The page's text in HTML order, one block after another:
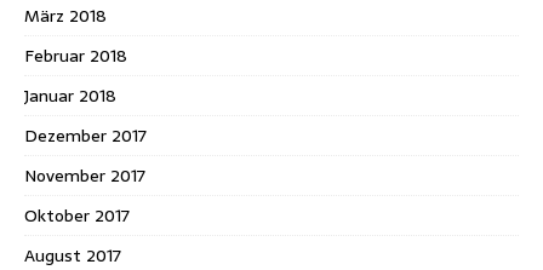
März 2018
Februar 2018
Januar 2018
Dezember 2017
November 2017
Oktober 2017
August 2017